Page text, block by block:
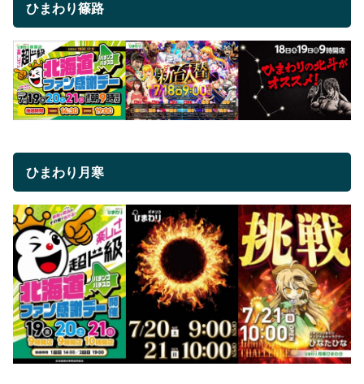
ひまわり篠路
ひまわり月寒